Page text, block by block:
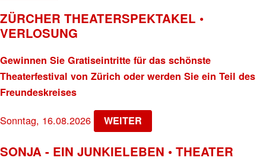
ZÜRCHER THEATERSPEKTAKEL •
VERLOSUNG
Gewinnen Sie Gratiseintritte für das schönste
Theaterfestival von Zürich oder werden Sie ein Teil des
Freundeskreises
Sonntag, 16.08.2026 WEITER
SONJA - EIN JUNKIELEBEN • THEATER